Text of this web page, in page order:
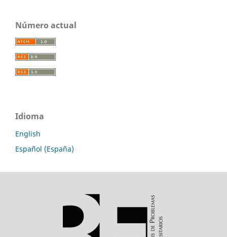
Número actual
Idioma
English
Español (España)